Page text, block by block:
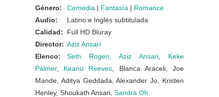
Género:
Comedia | Fantasía | Romance
Audio:
Latino e Inglés subtitulada
Calidad:
Full HD Bluray
Director: Aziz Ansari
Elenco:
Seth Rogen Aziz Ansari
Keke
Palmer, Keanu Reeves , Blanca Araceli, Joe
Mande, Aditya Geddada, Alexander Jo, Kristen
Henley, Shoukath Ansari, Sandra Oh